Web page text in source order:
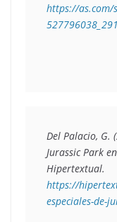
https://
Del Palacio, G.
https://
especiales-de-